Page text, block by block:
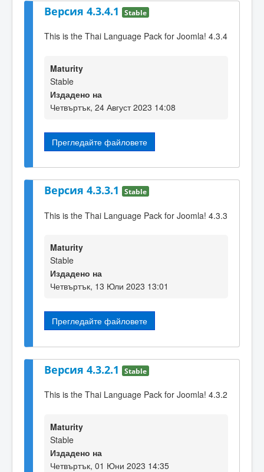
Версия 4.3.4.1 Stable
This is the Thai Language Pack for Joomla! 4.3.4
Maturity
Stable
Издадено на
Четвъртък, 24 Август 2023 14:08
Прегледайте файловете
Версия 4.3.3.1 Stable
This is the Thai Language Pack for Joomla! 4.3.3
Maturity
Stable
Издадено на
Четвъртък, 13 Юли 2023 13:01
Прегледайте файловете
Версия 4.3.2.1 Stable
This is the Thai Language Pack for Joomla! 4.3.2
Maturity
Stable
Издадено на
Четвъртък, 01 Юни 2023 14:35